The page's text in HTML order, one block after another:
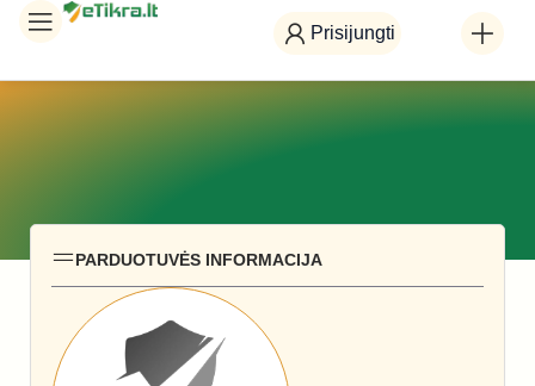
Prisijungti
PARDUOTUVĖS INFORMACIJA